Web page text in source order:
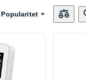
Popularitet